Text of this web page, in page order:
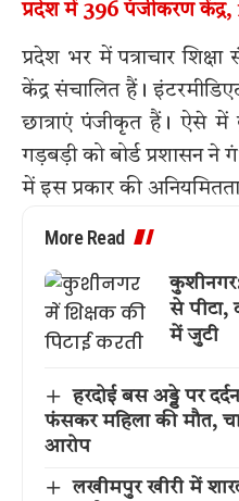
प्रदेश में 396 पंजीकरण केंद्र,
प्रदेश भर में पत्राचार
केंद्र संचालित हैं।
छात्राएं पंजीकृत हैं। ऐसे
गड़बड़ी को बोर्ड प्रशासन ने
में इस प्रकार की
More Read
कुशीनगर:
से पीटा,
में जुटी
हरदोई बस अड्डे पर
फंसकर महिला की मौत,
आरोप
लखीमपुर खीरी में